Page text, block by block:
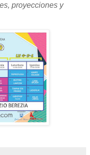
proyecciones y